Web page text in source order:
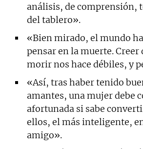
análisis, de comprensión,
del tablero».
«Bien mirado, el mundo
pensar en la muerte. Creer
morir nos hace débiles, y
«Así, tras haber tenido
amantes, una mujer debe
afortunada si sabe
ellos, el más inteligente,
amigo».